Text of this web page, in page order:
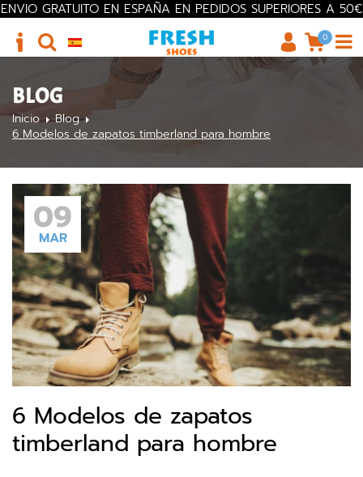
ENVIO GRATUITO EN ESPAÑA EN PEDIDOS SUPERIORES A 50€
0
BLOG
Inicio
Blog
6 Modelos de zapatos timberland para hombre
09
MAR
6 Modelos de zapatos
timberland para hombre